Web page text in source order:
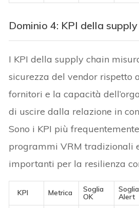
Dominio 4: KPI della
I KPI della supply chain
sicurezza del vendor rispetto
fornitori e la capacità
di uscire dalla relazione in
Sono i KPI più
programmi VRM tradizionali
importanti per la resilienza
KPI Metrica
Soglia
OK
Soglia
Alert